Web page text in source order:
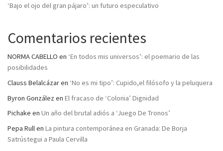
‘Bajo el ojo del gran pájaro’: un futuro especulativo
Comentarios recientes
NORMA CABELLO en ‘En todos mis universos’: el poemario de las
posibilidades
Clauss Belalcázaren ‘No es mi tipo’: Cupido,el filósofo y la peluquera
Byron González en El fracaso de ‘Colonia’ Dignidad
Pichake en Un año del brutal adiós a ‘Juego De Tronos’
Pepa Rullen La pintura contemporánea en Granada: De Borja
Satrústegui a Paula Cervilla